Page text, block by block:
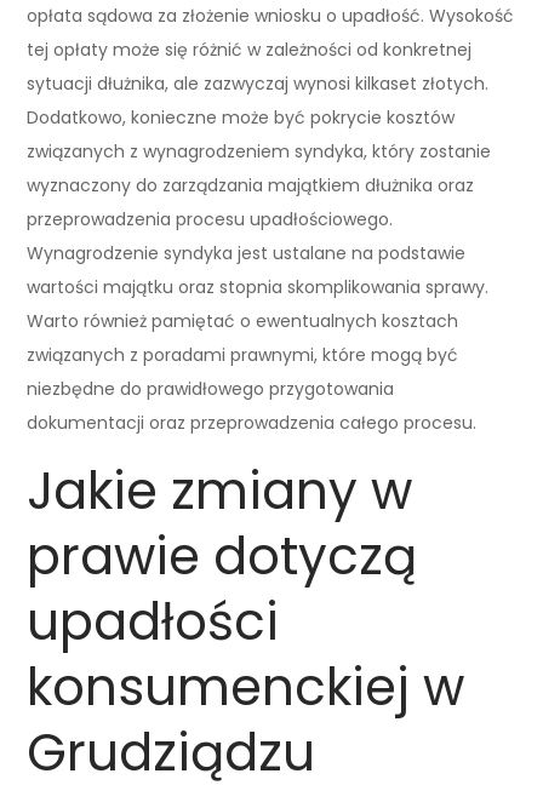
opłata sądowa za złożenie wniosku o upadłość. Wysokość
tej opłaty może się różnić w zależności od konkretnej
sytuacji dłużnika, ale zazwyczaj wynosi kilkaset złotych.
Dodatkowo, konieczne może być pokrycie kosztów
związanych z wynagrodzeniem syndyka, który zostanie
wyznaczony do zarządzania majątkiem dłużnika oraz
przeprowadzenia procesu upadłościowego.
Wynagrodzenie syndyka jest ustalane na podstawie
wartości majątku oraz stopnia skomplikowania sprawy.
Warto również pamiętać o ewentualnych kosztach
związanych z poradami prawnymi, które mogą być
niezbędne do prawidłowego przygotowania
dokumentacji oraz przeprowadzenia całego procesu.
Jakie zmiany w
prawie dotyczą
upadłości
konsumenckiej w
Grudziądzu